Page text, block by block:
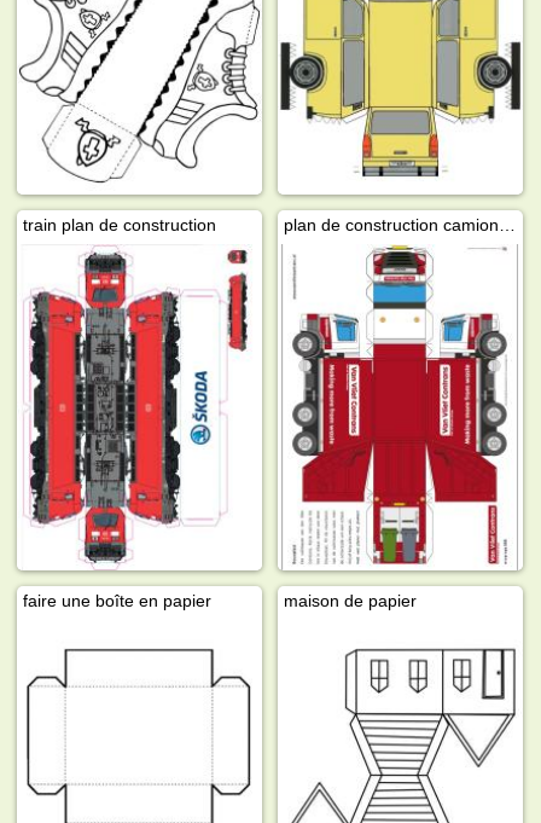
train plan de construction
faire une boîte en papier maison de papier